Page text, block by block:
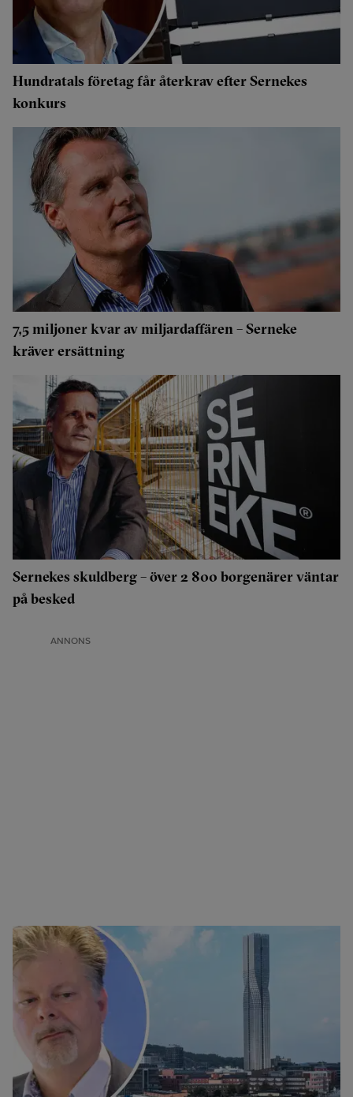
Hundratals företag får återkrav efter Sernekes
konkurs
7,5 miljoner kvar av miljardaffären – Serneke
kräver ersättning
Sernekes skuldberg – över 2 800 borgenärer väntar
på besked
ANNONS